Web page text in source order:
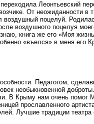
Леонтьевский
От неожиданности в
воздушный поцелуй.
воздушного поцелуя
книга же его «Моя
«въелся» в меня его
Педагогом,
необыкновенной
В Крыму нам очень
прославленного
Лучшие традиции